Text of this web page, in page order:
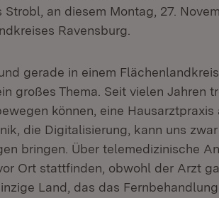
Strobl, an diesem Montag, 27.
Ravensburg.
gerade in einem
großes Thema. Seit vielen Jahren
können, eine Hausarztpraxis
die Digitalisierung, kann uns
bringen. Über telemedizinische
Ort stattfinden, obwohl der Arzt
Land, das das